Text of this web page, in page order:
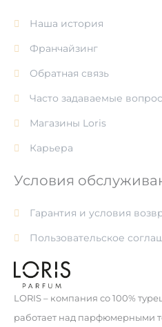
Наша история
Франчайзинг
Обратная связь
Часто задаваемые
Магазины Loris
Карьера
Условия
Гарантия и условия
Пользовательское
LORIS – компания со 100%
работает над парфюмерными